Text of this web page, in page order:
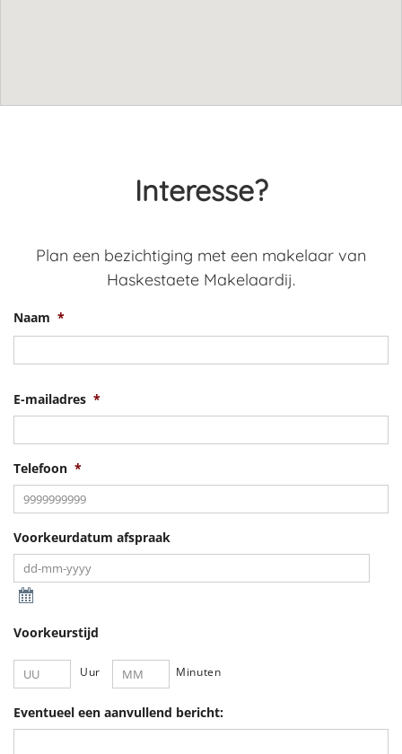
Interesse?
Plan een bezichtiging met een makelaar van
Haskestaete Makelaardij.
Naam *
E-mailadres *
Telefoon *
Voorkeurdatum afspraak
Voorkeurstijd
Uur Minuten
Eventueel een aanvullend bericht: